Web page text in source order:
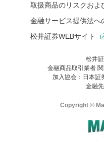
取扱商品のリスクおよ
金融サービス提供法へ
松井証券WEBサイト
松井
金融商品取引業者
加入協会：日本
金融
Copyright ©
お気に入り機能は松井証券
お気に入り登録いただくと、
ンツを一覧でご確認いただけ
ご利用いただくには口座開設
はご利用の端末で一度ログイ